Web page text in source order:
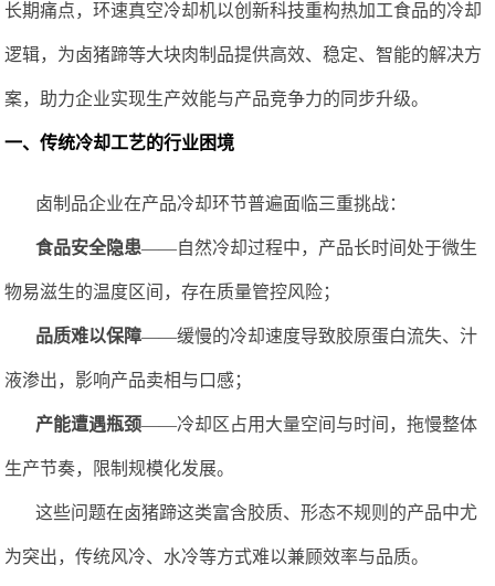
长期痛点，环速真空冷却机以创新科技重构热加工食品的冷却
逻辑，为卤猪蹄等大块肉制品提供高效、稳定、智能的解决方
案，助力企业实现生产效能与产品竞争力的同步升级。
一、传统冷却工艺的行业困境
卤制品企业在产品冷却环节普遍面临三重挑战：
食品安全隐患——自然冷却过程中，产品长时间处于微生
物易滋生的温度区间，存在质量管控风险；
品质难以保障——缓慢的冷却速度导致胶原蛋白流失、汁
液渗出，影响产品卖相与口感；
产能遭遇瓶颈——冷却区占用大量空间与时间，拖慢整体
生产节奏，限制规模化发展。
这些问题在卤猪蹄这类富含胶质、形态不规则的产品中尤
为突出，传统风冷、水冷等方式难以兼顾效率与品质。